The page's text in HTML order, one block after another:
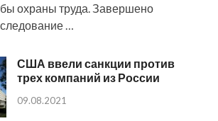
охраны труда. Завершено
…
США ввели санкции против
трех компаний из России
09.08.2021